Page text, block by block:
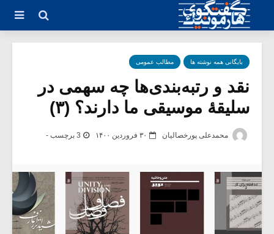
بایگانی همه نوشته ها مطالب عمومی
نقد و رتبه‌بندی‌ها چه سهمی در
سلیقۀ موسیقی ما دارند؟ (۳)
محمدعلی پورخصالیان ۳۰ فروردین ۱۴۰۰ 3 برچسب -